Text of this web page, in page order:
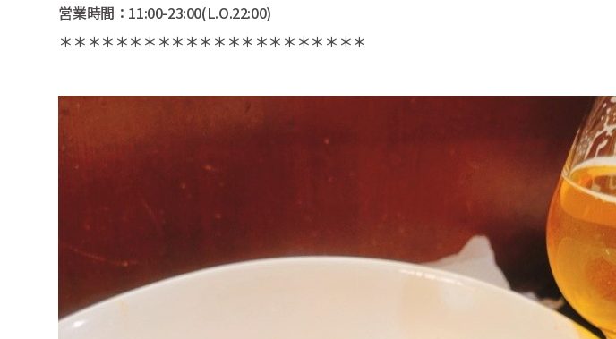
営業時間：11:00-23:00(L.O.22:00)
＊＊＊＊＊＊＊＊＊＊＊＊＊＊＊＊＊＊＊＊＊＊